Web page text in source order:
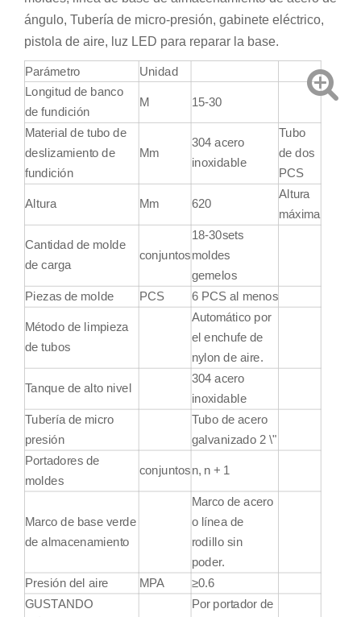
ángulo, Tubería de micro-presión, gabinete eléctrico,
pistola de aire, luz LED para reparar la base.
Parámetro
Unidad
Longitud de banco
de fundición
M 15-30
Material de tubo de
deslizamiento de
fundición
Mm
304 acero
inoxidable
Tubo
de dos
PCS
Altura Mm 620
Altura
máxima
Cantidad de molde
de carga
conjuntos
18-30sets
moldes
gemelos
Piezas de molde
PCS 6 PCS al menos
Método de limpieza
de tubos
Automático por
el enchufe de
nylon de aire.
Tanque de alto nivel
304 acero
inoxidable
Tubería de micro
presión
Tubo de acero
galvanizado 2 \"
Portadores de
moldes
conjuntosn, n + 1
Marco de base verde
de almacenamiento
Marco de acero
o línea de
rodillo sin
poder.
Presión del aire
MPA
≥0.6
GUSTANDO
Por portador de